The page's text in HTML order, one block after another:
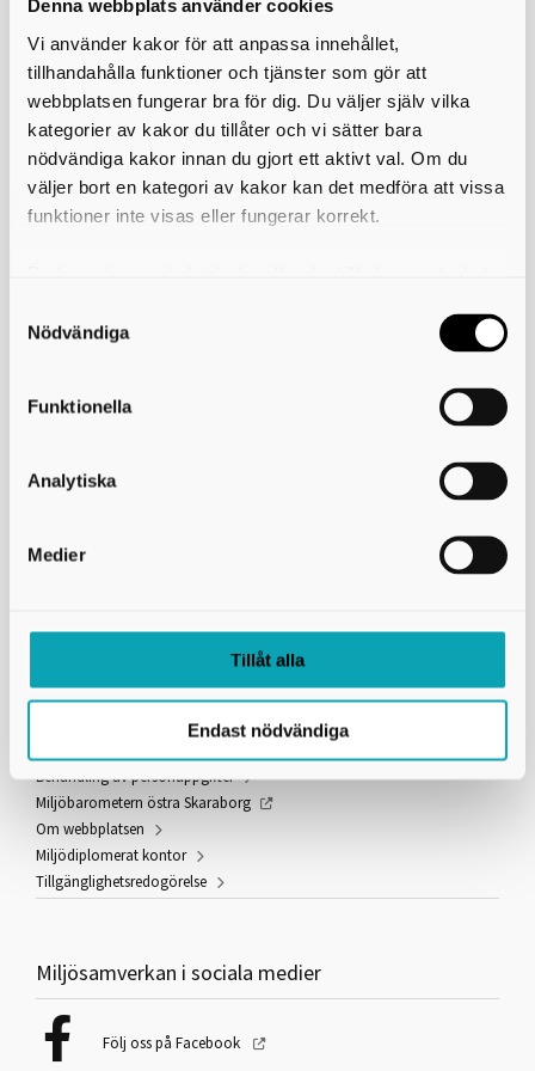
Denna webbplats använder cookies
Vi använder kakor för att anpassa innehållet,
tillhandahålla funktioner och tjänster som gör att
webbplatsen fungerar bra för dig. Du väljer själv vilka
kategorier av kakor du tillåter och vi sätter bara
nödvändiga kakor innan du gjort ett aktivt val. Om du
väljer bort en kategori av kakor kan det medföra att vissa
funktioner inte visas eller fungerar korrekt.
användning av kakor som du hittar längst ner på sidan
Nödvändiga
Funktionella
Analytiska
Medier
Tillåt alla
Endast nödvändiga
brunn har du själv ansvar för att kvaliteten är bra.
Skriv ut
Länkar
Svenskt Vatten
Dricksvatten, Livsmedelsverket
E-post:
Hertig Johans torg 2
Postadress:
Peppol-ID:
Information och länkar
Behandling av personuppgifter
Miljöbarometern östra Skaraborg
Om webbplatsen
Miljödiplomerat kontor
Tillgänglighetsredogörelse
Miljösamverkan i sociala medier
Följ oss på Facebook